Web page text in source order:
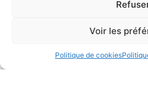
Voir les
Politique de cookies